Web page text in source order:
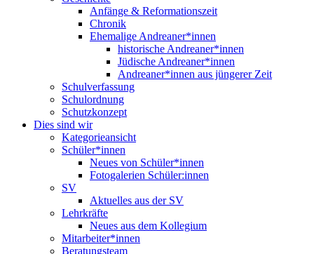
Anfänge & Reformationszeit
Chronik
Ehemalige Andreaner*innen
historische Andreaner*innen
Jüdische Andreaner*innen
Andreaner*innen aus jüngerer Zeit
Schulverfassung
Schulordnung
Schutzkonzept
Dies sind wir
Kategorieansicht
Schüler*innen
Neues von Schüler*innen
Fotogalerien Schüler:innen
SV
Aktuelles aus der SV
Lehrkräfte
Neues aus dem Kollegium
Mitarbeiter*innen
Beratungsteam